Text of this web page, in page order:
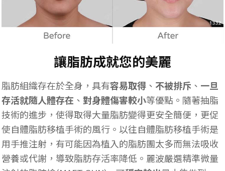
讓脂肪成就您的美麗
脂肪組織存在於全身，具有容易取得 、 不被排斥 、 一旦
存活就隨人體存在 、對身體傷害較小等優點。隨著抽脂
技術的進步，使得取得大量脂肪變得更安全簡便，更促
使自體脂肪移植手術的風行。以往自體脂肪移植手術是
用手推注射，有可能因為植入的脂肪團太多而無法吸收
營養或代謝，導致脂肪存活率降低。麗波嚴選精準微量